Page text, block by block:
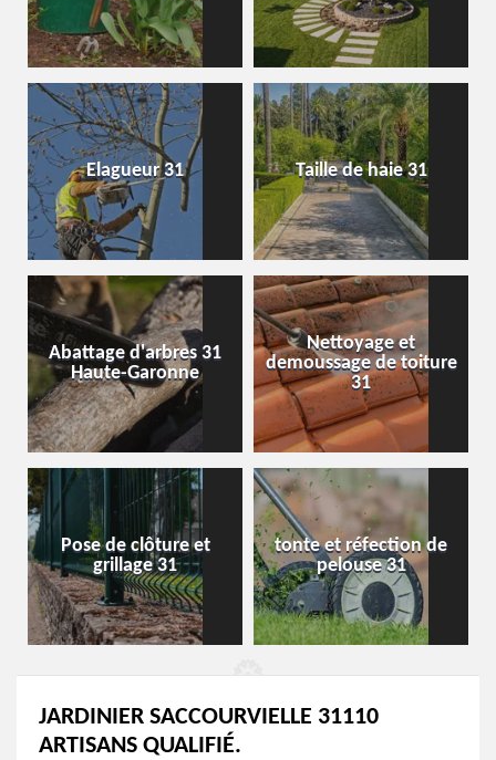
Elagueur 31 Taille de haie 31
Abattage d'arbres 31
Haute-Garonne
Nettoyage et
demoussage de toiture
31
Pose de clôture et
grillage 31
tonte et réfection de
pelouse 31
JARDINIER SACCOURVIELLE 31110
ARTISANS QUALIFIÉ.